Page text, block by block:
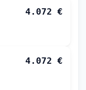
4.072 €
4.072 €